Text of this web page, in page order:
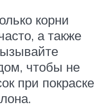
корни
а также
чтобы не
при покраске